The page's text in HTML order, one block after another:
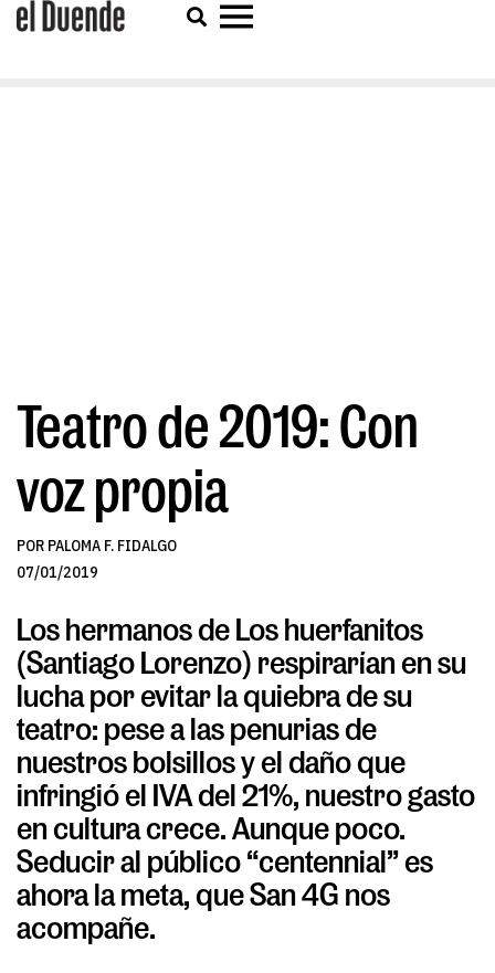
Teatro de 2019: Con
voz propia
POR PALOMA F. FIDALGO
07/01/2019
Los hermanos de Los huerfanitos
(Santiago Lorenzo) respirarían en su
lucha por evitar la quiebra de su
teatro: pese a las penurias de
nuestros bolsillos y el daño que
infringió el IVA del 21%, nuestro gasto
en cultura crece. Aunque poco.
Seducir al público “centennial” es
ahora la meta, que San 4G nos
acompañe.